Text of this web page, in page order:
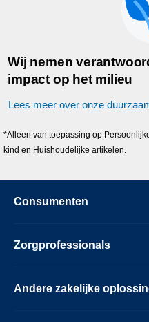
Wij nemen
impact op het milieu
Lees meer over onze
*Alleen van toepassing op
kind en Huishoudelijke artikelen.
Consumenten
Zorgprofessionals
Andere zakelijke